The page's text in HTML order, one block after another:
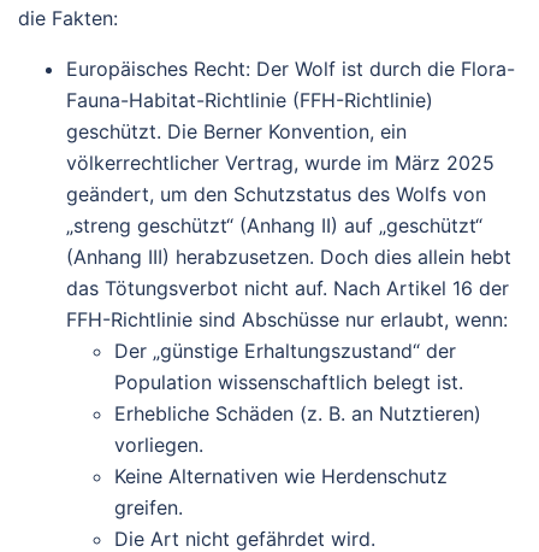
die Fakten:
Europäisches Recht: Der Wolf ist durch die Flora-
Fauna-Habitat-Richtlinie (FFH-Richtlinie)
geschützt. Die Berner Konvention, ein
völkerrechtlicher Vertrag, wurde im März 2025
geändert, um den Schutzstatus des Wolfs von
„streng geschützt“ (Anhang II) auf „geschützt“
(Anhang III) herabzusetzen. Doch dies allein hebt
das Tötungsverbot nicht auf. Nach Artikel 16 der
FFH-Richtlinie sind Abschüsse nur erlaubt, wenn:
Der „günstige Erhaltungszustand“ der
Population wissenschaftlich belegt ist.
Erhebliche Schäden (z. B. an Nutztieren)
vorliegen.
Keine Alternativen wie Herdenschutz
greifen.
Die Art nicht gefährdet wird.